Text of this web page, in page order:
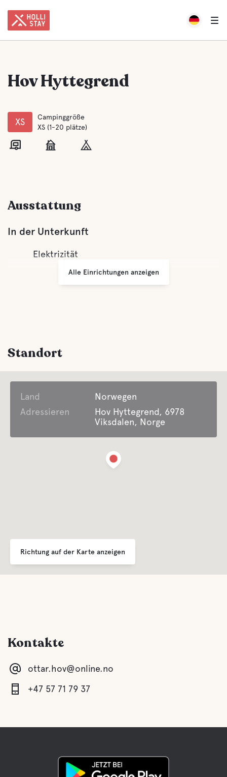
Hov Hyttegrend
XS
Campinggröße
XS (1-20 plätze)
Ausstattung
In der Unterkunft
Elektrizität
Alle Einrichtungen anzeigen
Standort
Land
Norwegen
Adressieren
Hov Hyttegrend, 6978
Viksdalen, Norge
Richtung auf der Karte anzeigen
Kontakte
ottar.hov@online.no
+47 57 71 79 37